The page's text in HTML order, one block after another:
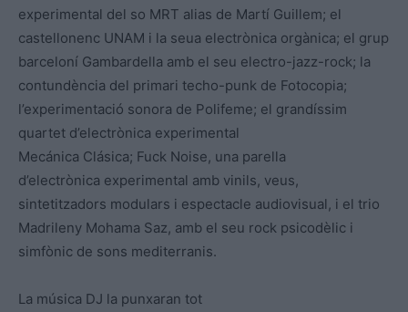
experimental del so MRT alias de Martí Guillem; el
castellonenc UNAM i la seua electrònica orgànica; el grup
barceloní Gambardella amb el seu electro-jazz-rock; la
contundència del primari techo-punk de Fotocopia;
l’experimentació sonora de Polifeme; el grandíssim
quartet d’electrònica experimental
Mecánica Clásica; Fuck Noise, una parella
d’electrònica experimental amb vinils, veus,
sintetitzadors modulars i espectacle audiovisual, i el trio
Madrileny Mohama Saz, amb el seu rock psicodèlic i
simfònic de sons mediterranis.
La música DJ la punxaran tot